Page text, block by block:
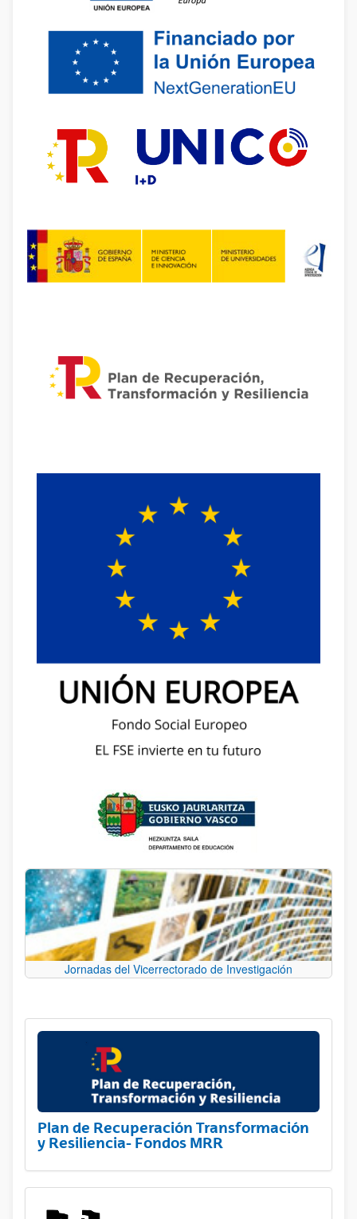
Jornadas del Vicerrectorado de Investigación
Plan de Recuperación Transformación
y Resiliencia- Fondos MRR